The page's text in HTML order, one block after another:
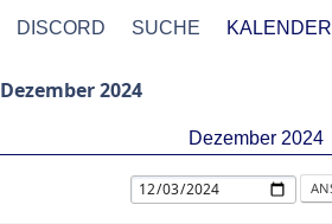
DISCORD SUCHE KALENDER
Dezember 2024
Dezember 2024